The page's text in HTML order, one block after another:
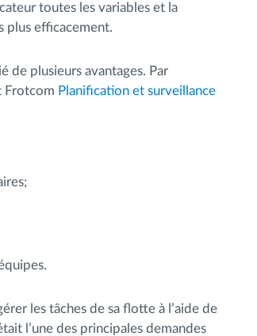
toutes les variables et la
plus efficacement.
de plusieurs avantages. Par
Frotcom Planification et surveillance
les tâches de sa flotte à l’aide de
l’une des principales demandes